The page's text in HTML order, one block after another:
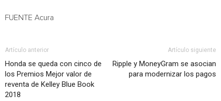
FUENTE Acura
Artículo anterior
Honda se queda con cinco de
los Premios Mejor valor de
reventa de Kelley Blue Book
2018
Artículo siguiente
Ripple y MoneyGram se asocian
para modernizar los pagos